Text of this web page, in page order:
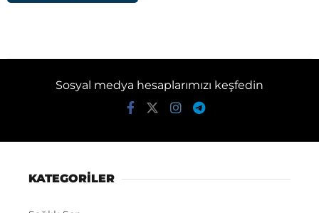
Sosyal medya hesaplarımızı keşfedin
KATEGORİLER